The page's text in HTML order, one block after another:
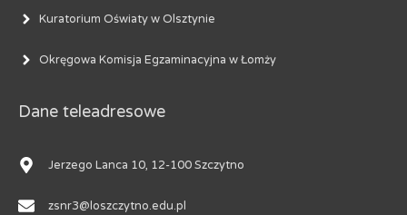
Kuratorium Oświaty w Olsztynie
Okręgowa Komisja Egzaminacyjna w Łomży
Dane teleadresowe
Jerzego Lanca 10, 12-100 Szczytno
zsnr3@loszczytno.edu.pl